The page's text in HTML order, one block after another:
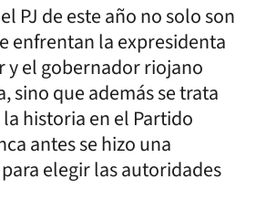
PJ de este año no solo son
enfrentan la expresidenta
y el gobernador riojano
sino que además se trata
historia en el Partido
antes se hizo una
elegir las autoridades